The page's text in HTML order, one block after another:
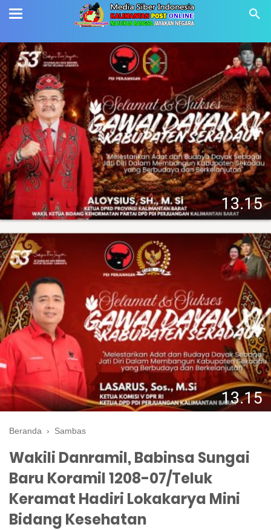
Beranda › Sambas
Wakili Danramil, Babinsa Sungai
Baru Koramil 1208-07/Teluk
Keramat Hadiri Lokakarya Mini
Bidang Kesehatan